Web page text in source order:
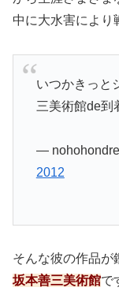
中に大水害により
いつかきっと
三美術館de到
—
2012
そんな彼の作品が
坂本善三美術館で